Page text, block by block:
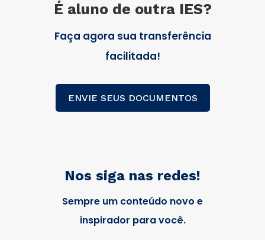
É aluno de outra IES?
Faça agora sua transferência
facilitada!
ENVIE SEUS DOCUMENTOS
Nos siga nas redes!
Sempre um conteúdo novo e
inspirador para você.